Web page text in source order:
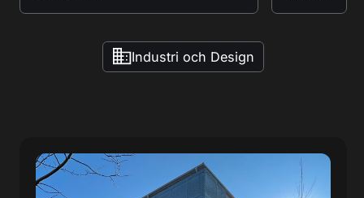
Industri och Design